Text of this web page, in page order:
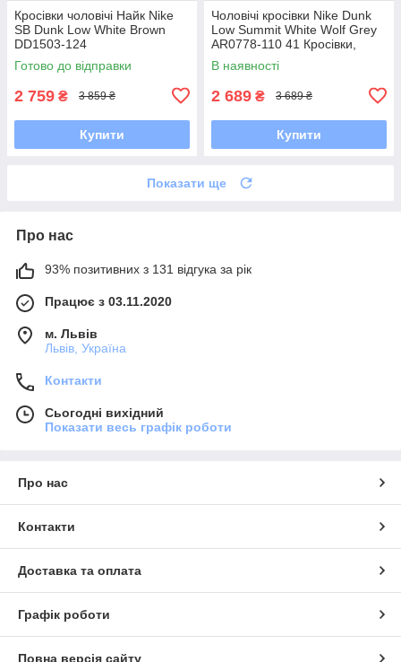
Кросівки чоловічі Найк Nike
SB Dunk Low White Brown
DD1503-124
Готово до відправки
2 759 ₴ 3 859 ₴
Купити
Чоловічі кросівки Nike Dunk
Low Summit White Wolf Grey
AR0778-110 41 Кросівки,
Текстильна, Шнурівка, Товста
підошва, Замша,
В наявності
2 689 ₴ 3 689 ₴
Купити
Показати ще
Про нас
93% позитивних з 131 відгука за рік
Працює з 03.11.2020
м. Львів
Львів, Україна
Контакти
Сьогодні вихідний
Показати весь графік роботи
Про нас
Контакти
Доставка та оплата
Графік роботи
Повна версія сайту